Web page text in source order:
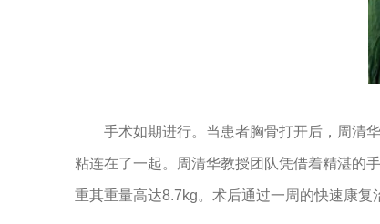
手术如期进行。当患者胸骨打开后，周清
粘连在了一起。周清华教授团队凭借着精湛的
重其重量高达8.7kg。术后通过一周的快速康复